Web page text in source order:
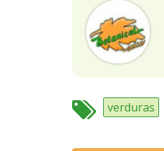
verduras